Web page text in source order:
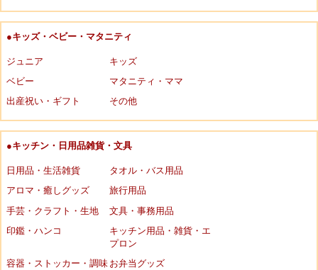
●キッズ・ベビー・マタニティ
ジュニア
キッズ
ベビー
マタニティ・ママ
出産祝い・ギフト
その他
●キッチン・日用品雑貨・文具
日用品・生活雑貨
タオル・バス用品
アロマ・癒しグッズ
旅行用品
手芸・クラフト・生地
文具・事務用品
印鑑・ハンコ
キッチン用品・雑貨・エ
プロン
容器・ストッカー・調味 お弁当グッズ